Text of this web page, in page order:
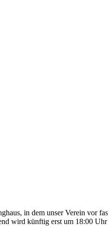
in dem unser Verein vor
wird künftig erst um 18:00